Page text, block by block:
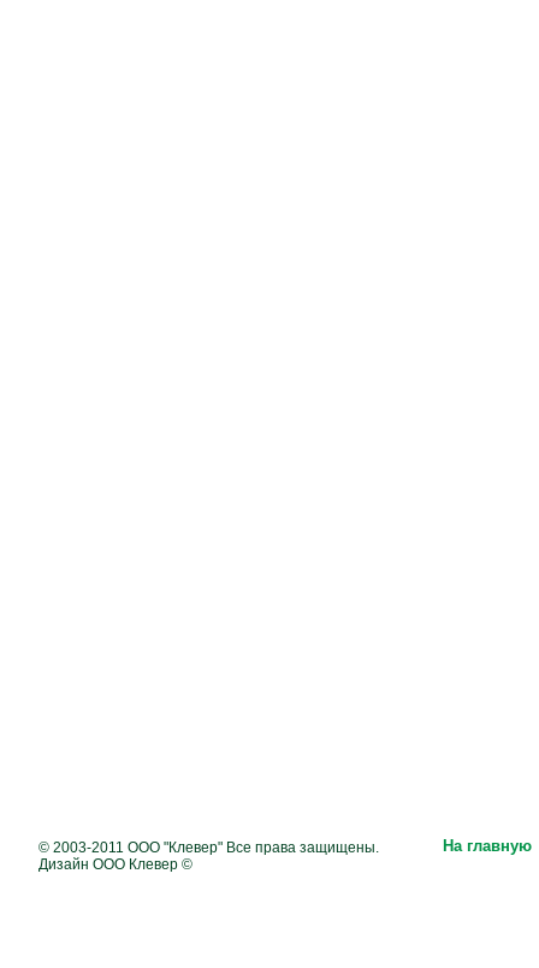
© 2003-2011 ООО "Клевер" Все права защищены.
Дизайн ООО Клевер ©
На главную